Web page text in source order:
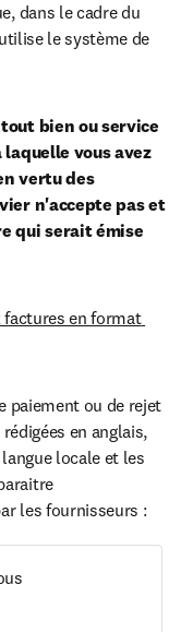
dans le cadre du
le système de
bien ou service
vous avez
vertu des
n'accepte pas et
qui serait émise
factures en format
paiement ou de rejet
en anglais,
locale et les
les fournisseurs :